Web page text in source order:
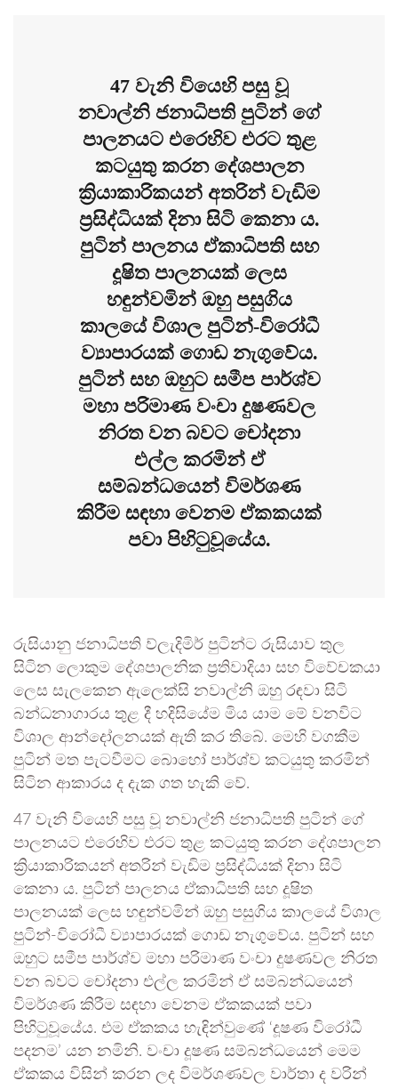
47 වැනි වියෙහි පසු වූ
නවාල්නි ජනාධිපති පුටින් ගේ
පාලනයට එරෙහිව එරට තුළ
කටයුතු කරන දේශපාලන
ක්‍රියාකාරිකයන් අතරින් වැඩිම
ප්‍රසිද්ධියක් දිනා සිටි කෙනා ය.
පුටින් පාලනය ඒකාධිපති සහ
දූෂිත පාලනයක් ලෙස
හඳුන්වමින් ඔහු පසුගිය
කාලයේ විශාල පුටින්-විරෝධී
ව්‍යාපාරයක් ගොඩ නැගුවේය.
පුටින් සහ ඔහුට සමීප පාර්ශ්ව
මහා පරිමාණ වංචා දුෂණවල
නිරත වන බවට චෝදනා
එල්ල කරමින් ඒ
සම්බන්ධයෙන් විමර්ශණ
කිරීම සඳහා වෙනම ඒකකයක්
පවා පිහිටුවූයේය.
රුසියානු ජනාධිපති ව්ලැදිමිර් පුටින්ට රුසියාව තුල
සිටින ලොකුම දේශපාලනික ප්‍රතිවාදියා සහ විවේචකයා
ලෙස සැලකෙන ඇලෙක්සි නවාල්නි ඔහු රඳවා සිටි
බන්ධනාගාරය තුළ දී හදිසියේම මිය යාම මේ වනවිට
විශාල ආන්දෝලනයක් ඇති කර තිබේ. මෙහි වගකීම
පුටින් මත පැටවීමට බොහෝ පාර්ශ්ව කටයුතු කරමින්
සිටින ආකාරය ද දැක ගත හැකි වේ.
47 වැනි වියෙහි පසු වූ නවාල්නි ජනාධිපති පුටින් ගේ
පාලනයට එරෙහිව එරට තුළ කටයුතු කරන දේශපාලන
ක්‍රියාකාරිකයන් අතරින් වැඩිම ප්‍රසිද්ධියක් දිනා සිටි
කෙනා ය. පුටින් පාලනය ඒකාධිපති සහ දූෂිත
පාලනයක් ලෙස හඳුන්වමින් ඔහු පසුගිය කාලයේ විශාල
පුටින්-විරෝධී ව්‍යාපාරයක් ගොඩ නැගුවේය. පුටින් සහ
ඔහුට සමීප පාර්ශ්ව මහා පරිමාණ වංචා දුෂණවල නිරත
වන බවට චෝදනා එල්ල කරමින් ඒ සම්බන්ධයෙන්
විමර්ශණ කිරීම සඳහා වෙනම ඒකකයක් පවා
පිහිටුවූයේය. එම ඒකකය හැඳින්වුණේ ‘දූෂණ විරෝධී
පදනම’ යන නමිනි. වංචා දූෂණ සම්බන්ධයෙන් මෙම
ඒකකය විසින් කරන ලද විමර්ශණවල වාර්තා ද වරින්